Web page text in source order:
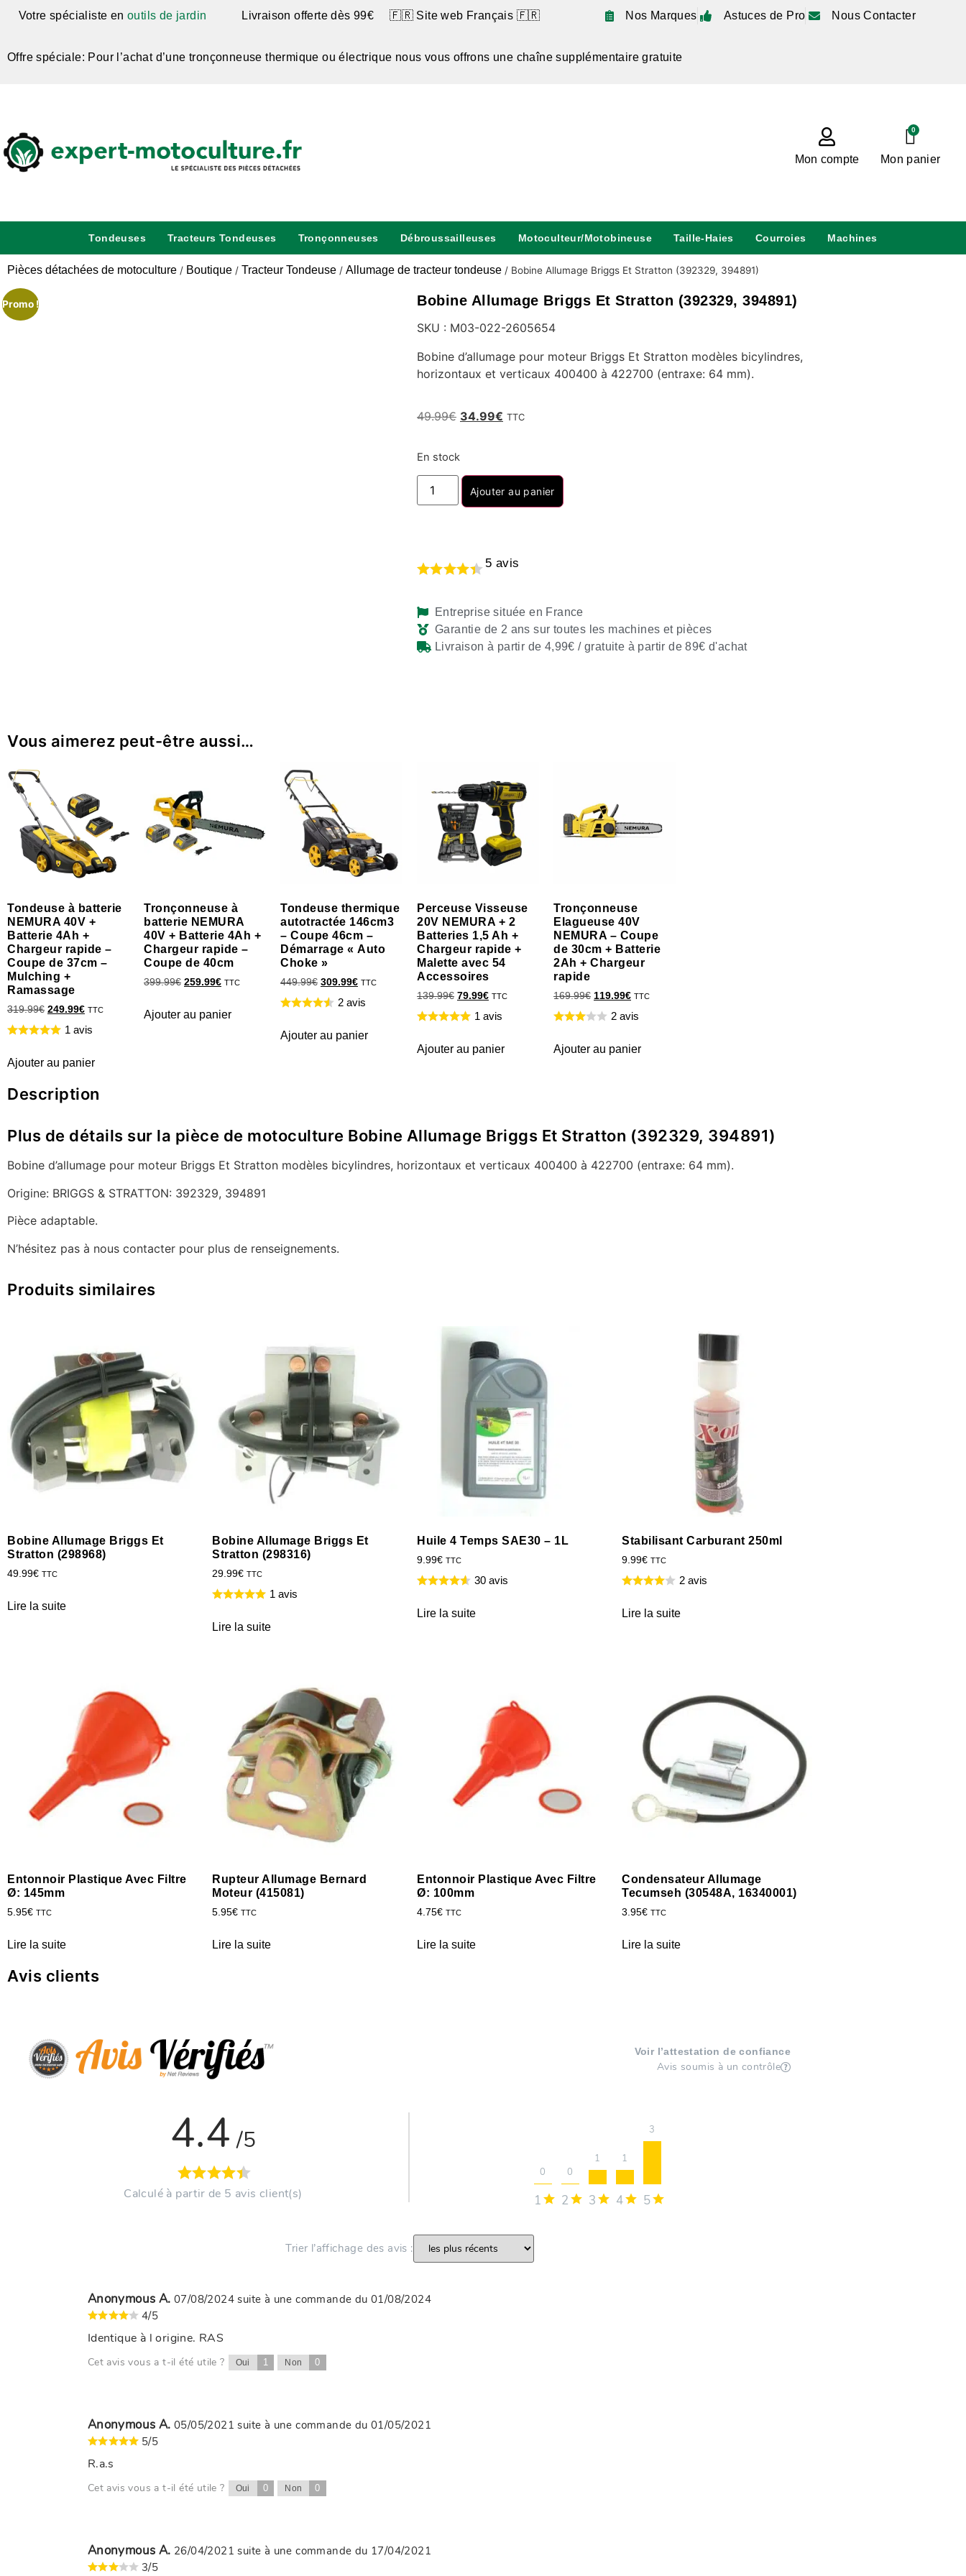
Votre spécialiste en outils de jardin Livraison offerte dès 99€ 🇫🇷 Site web Français 🇫🇷 Nos Marques Astuces de Pro Nous Contacter
Offre spéciale: Pour l’achat d’une tronçonneuse thermique ou électrique nous vous offrons une chaîne supplémentaire gratuite
Mon compte
0
Mon panier
Tondeuses Tracteurs Tondeuses Tronçonneuses Débroussailleuses Motoculteur/Motobineuse Taille-Haies Courroies Machines
Pièces détachées de motoculture / Boutique / Tracteur Tondeuse / Allumage de tracteur tondeuse / Bobine Allumage Briggs Et Stratton (392329, 394891)
Promo ! Bobine Allumage Briggs Et Stratton (392329, 394891)
SKU : M03-022-2605654
Bobine d’allumage pour moteur Briggs Et Stratton modèles bicylindres,
horizontaux et verticaux 400400 à 422700 (entraxe: 64 mm).
49.99€ 34.99€ TTC
En stock
Ajouter au panier
5 avis
Entreprise située en France
Garantie de 2 ans sur toutes les machines et pièces
Livraison à partir de 4,99€ / gratuite à partir de 89€ d'achat
Vous aimerez peut-être aussi…
Tondeuse à batterie
NEMURA 40V +
Batterie 4Ah +
Chargeur rapide –
Coupe de 37cm –
Mulching +
Ramassage
319.99€ 249.99€ TTC
1 avis
Ajouter au panier
Tronçonneuse à
batterie NEMURA
40V + Batterie 4Ah +
Chargeur rapide –
Coupe de 40cm
399.99€ 259.99€ TTC
Ajouter au panier
Tondeuse thermique
autotractée 146cm3
– Coupe 46cm –
Démarrage « Auto
Choke »
449.99€ 309.99€ TTC
2 avis
Ajouter au panier
Perceuse Visseuse
20V NEMURA + 2
Batteries 1,5 Ah +
Chargeur rapide +
Malette avec 54
Accessoires
139.99€ 79.99€ TTC
1 avis
Ajouter au panier
Tronçonneuse
Elagueuse 40V
NEMURA – Coupe
de 30cm + Batterie
2Ah + Chargeur
rapide
169.99€ 119.99€ TTC
2 avis
Ajouter au panier
Description
Plus de détails sur la pièce de motoculture Bobine Allumage Briggs Et Stratton (392329, 394891)
Bobine d’allumage pour moteur Briggs Et Stratton modèles bicylindres, horizontaux et verticaux 400400 à 422700 (entraxe: 64 mm).
Origine: BRIGGS & STRATTON: 392329, 394891
Pièce adaptable.
N’hésitez pas à nous contacter pour plus de renseignements.
Produits similaires
Bobine Allumage Briggs Et
Stratton (298968)
49.99€ TTC
Lire la suite
Bobine Allumage Briggs Et
Stratton (298316)
29.99€ TTC
1 avis
Lire la suite
Huile 4 Temps SAE30 – 1L
9.99€ TTC
30 avis
Lire la suite
Stabilisant Carburant 250ml
9.99€ TTC
2 avis
Lire la suite
Entonnoir Plastique Avec Filtre
Ø: 145mm
5.95€ TTC
Lire la suite
Rupteur Allumage Bernard
Moteur (415081)
5.95€ TTC
Lire la suite
Entonnoir Plastique Avec Filtre
Ø: 100mm
4.75€ TTC
Lire la suite
Condensateur Allumage
Tecumseh (30548A, 16340001)
3.95€ TTC
Lire la suite
Avis clients
Voir l’attestation de confiance
Avis soumis à un contrôle
4.4 /5
Calculé à partir de 5 avis client(s) 1
0
2
0
3
1
4
1
5
3
Trier l’affichage des avis :
Anonymous A. 07/08/2024 suite à une commande du 01/08/2024
4/5
Identique à l origine. RAS
Cet avis vous a t-il été utile ? Oui 1 Non 0
Anonymous A. 05/05/2021 suite à une commande du 01/05/2021
5/5
R.a.s
Cet avis vous a t-il été utile ? Oui 0 Non 0
Anonymous A. 26/04/2021 suite à une commande du 17/04/2021
3/5